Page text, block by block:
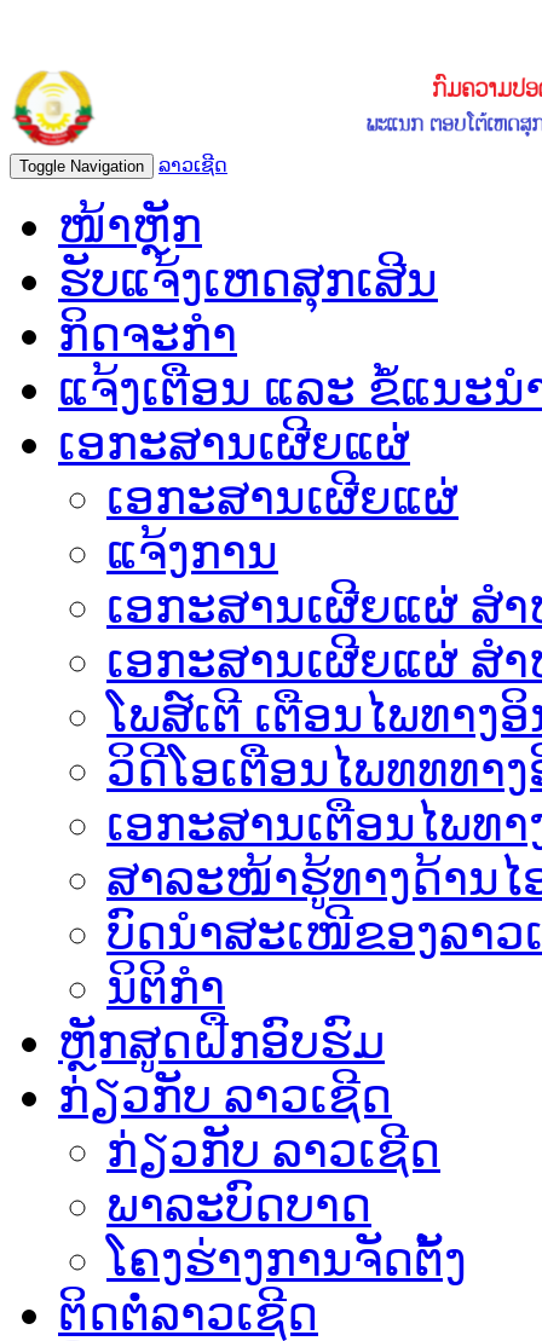
Toggle Navigation ລາວເຊີດ
ໜ້າຫຼັກ
ຮັບແຈ້ງເຫດສຸກເສີນ
ກິດຈະກຳ
ແຈ້ງເຕືອນ ແລະ ຂໍ້ແນະນ
ເອກະສານເຜີຍແຜ່
ເອກະສານເຜີຍແຜ່
ແຈ້ງການ
ເອກະສານເຜີຍແຜ່ ສ
ເອກະສານເຜີຍແຜ່ ສ
ໂພສ໌ເຕີ ເຕືອນໄພທາງອິ
ວິດີໂອເຕືອນໄພທທທາງ
ເອ​ກະ​ສານເຕືອນໄພທາ
ສາລະໜ້າຮູ້ທາງດ້ານໄ
ບົດນຳສະເໜີຂອງລາວ
ນິຕິກຳ
ຫຼັກສູດຝືກອົບຮົມ
ກ່ຽວກັບ ລາວເຊີດ
ກ່ຽວກັບ ລາວເຊີດ
ພາລະບົດບາດ
ໂຄງຮ່າງການຈັດຕັ້ງ
ຕິດຕໍ່ລາວເຊີດ